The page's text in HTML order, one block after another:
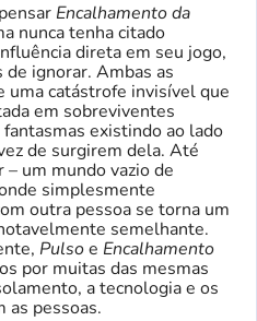
Encalhamento da
nunca tenha citado
direta em seu jogo,
de ignorar. Ambas as
uma catástrofe invisível que
em sobreviventes
existindo ao lado
de surgirem dela. Até
um mundo vazio de
simplesmente
outra pessoa se torna um
semelhante.
Pulsoe Encalhamento
por muitas das mesmas
a tecnologia e os
as pessoas.